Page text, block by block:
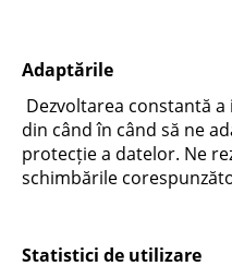
Adaptările
Dezvoltarea constantă
din când în când să ne
protecție a datelor. Ne
schimbările
Statistici de utilizare